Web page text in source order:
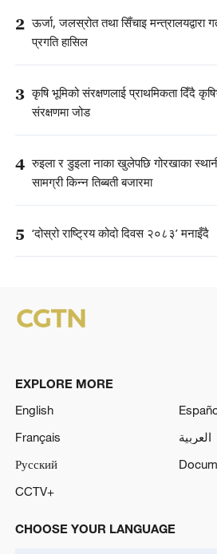
2 ऊर्जा, जलस्रोत तथा सिँचाइ मन्त्रालयद्वारा
प्रगति हासिल
3 कृषि भूमिको संरक्षणलाई प्राथमिकता दिँदै
संरक्षणमा जोड
4 रुइला र डुइला नाका खुलेपछि गोरखाका
सामग्री किन्न तिब्बती बजारमा
5 ‘दोस्रो राष्ट्रिय कोदो दिवस २०८३’ मनाइँदै
EXPLORE MORE
English
Français
العربية
Русский
CCTV+
CHOOSE YOUR LANGUAGE